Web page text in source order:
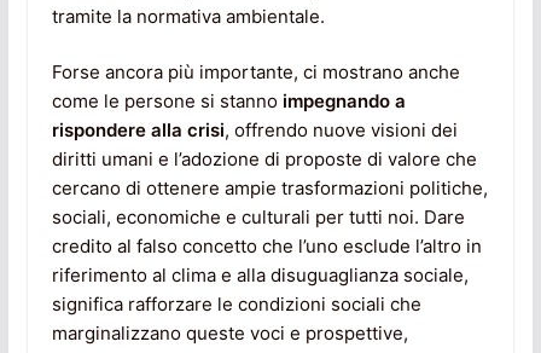
tramite la normativa ambientale.
Forse ancora più importante, ci mostrano anche
come le persone si stanno impegnando a
rispondere alla crisi, offrendo nuove visioni dei
diritti umani e l’adozione di proposte di valore che
cercano di ottenere ampie trasformazioni politiche,
sociali, economiche e culturali per tutti noi. Dare
credito al falso concetto che l’uno esclude l’altro in
riferimento al clima e alla disuguaglianza sociale,
significa rafforzare le condizioni sociali che
marginalizzano queste voci e prospettive,